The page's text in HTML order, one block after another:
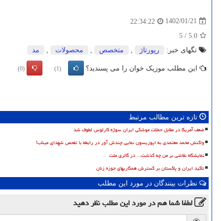
1402/01/21
22:34:22
5.0
/
5
تگهای خبر:
رپورتاژ , متخصص , محصولات , مد
این مطلب موزیک خوان را می پسندید؟ (1)
(0)
تازه ترین مطالب مرتبط
ضعف آمریکا در مقابل حملات موشکی ایران سوژه کارلوس لطوف شد
واکنش محمد معتمدی به اپوزیسون نمایی چندش آور در رابطه با تفحص شهدای میناب!
نمایشگاه نقاشی بر من چه گذشت... در گالری ملت
تأکید ایران و پاکستان بر گسترش همکاریهای حوزه زنان
نظرات بینندگان در مورد این مطلب
لطفا شما همدر مورد این مطلبنظر دهید